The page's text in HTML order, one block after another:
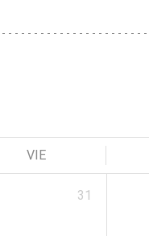
VIE
31